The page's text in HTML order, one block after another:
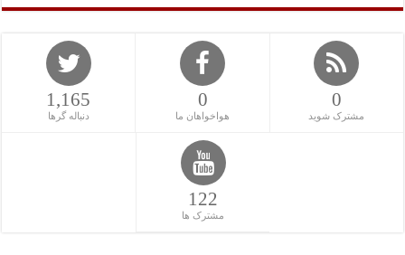
0
مشترک شوید
0
هواخواهان ما
1,165
دنباله گرها
122
مشترک ها